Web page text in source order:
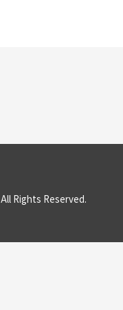
All Rights Reserved.